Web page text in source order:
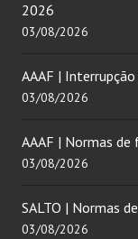
2026
03/08/2026
AAAF |
03/08/2026
AAAF | Normas
03/08/2026
SALTO | Normas
03/08/2026